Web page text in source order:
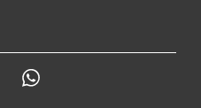
Telegram